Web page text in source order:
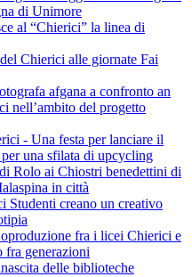
di Unimore
al “Chierici” la linea di
Chierici alle giornate Fai
afgana a confronto an
nell’ambito del progetto
- Una festa per lanciare il
una sfilata di upcycling
Rolo ai Chiostri benedettini di
in città
creano un creativo
fra i licei Chierici e
fra generazioni
delle biblioteche